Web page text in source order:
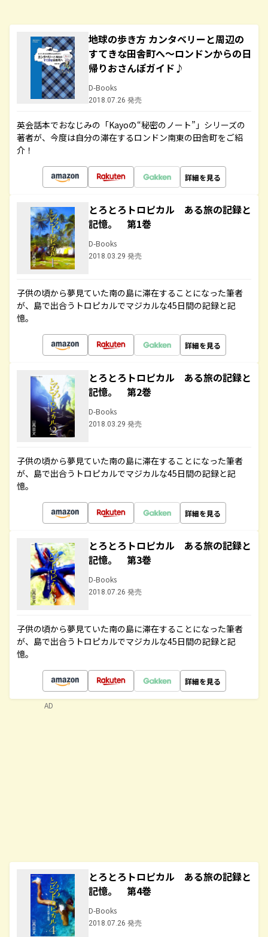
地球の歩き方 カンタベリーと周辺の
すてきな田舎町へ～ロンドンからの日
帰りおさんぽガイド♪
D-Books
2018.07.26 発売
英会話本でおなじみの「Kayoの“秘密のノート”」シリーズの
著者が、今度は自分の滞在するロンドン南東の田舎町をご紹
介！
詳細を見る
とろとろトロピカル ある旅の記録と
記憶。 第1巻
D-Books
2018.03.29 発売
子供の頃から夢見ていた南の島に滞在することになった筆者
が、島で出合うトロピカルでマジカルな45日間の記録と記
憶。
詳細を見る
とろとろトロピカル ある旅の記録と
記憶。 第2巻
D-Books
2018.03.29 発売
子供の頃から夢見ていた南の島に滞在することになった筆者
が、島で出合うトロピカルでマジカルな45日間の記録と記
憶。
詳細を見る
とろとろトロピカル ある旅の記録と
記憶。 第3巻
D-Books
2018.07.26 発売
子供の頃から夢見ていた南の島に滞在することになった筆者
が、島で出合うトロピカルでマジカルな45日間の記録と記
憶。
詳細を見る
とろとろトロピカル ある旅の記録と
記憶。 第4巻
D-Books
2018.07.26 発売
AD